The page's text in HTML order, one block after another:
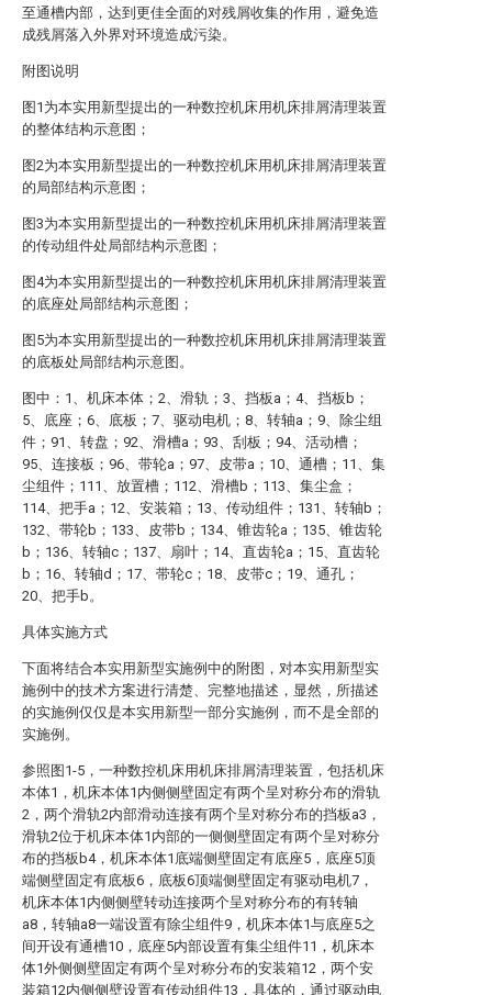
至通槽内部，达到更佳全面的对残屑收集的作用，避免造
成残屑落入外界对环境造成污染。
附图说明
图1为本实用新型提出的一种数控机床用机床排屑清理装置
的整体结构示意图；
图2为本实用新型提出的一种数控机床用机床排屑清理装置
的局部结构示意图；
图3为本实用新型提出的一种数控机床用机床排屑清理装置
的传动组件处局部结构示意图；
图4为本实用新型提出的一种数控机床用机床排屑清理装置
的底座处局部结构示意图；
图5为本实用新型提出的一种数控机床用机床排屑清理装置
的底板处局部结构示意图。
图中：1、机床本体；2、滑轨；3、挡板a；4、挡板b；
5、底座；6、底板；7、驱动电机；8、转轴a；9、除尘组
件；91、转盘；92、滑槽a；93、刮板；94、活动槽；
95、连接板；96、带轮a；97、皮带a；10、通槽；11、集
尘组件；111、放置槽；112、滑槽b；113、集尘盒；
114、把手a；12、安装箱；13、传动组件；131、转轴b；
132、带轮b；133、皮带b；134、锥齿轮a；135、锥齿轮
b；136、转轴c；137、扇叶；14、直齿轮a；15、直齿轮
b；16、转轴d；17、带轮c；18、皮带c；19、通孔；
20、把手b。
具体实施方式
下面将结合本实用新型实施例中的附图，对本实用新型实
施例中的技术方案进行清楚、完整地描述，显然，所描述
的实施例仅仅是本实用新型一部分实施例，而不是全部的
实施例。
参照图1-5，一种数控机床用机床排屑清理装置，包括机床
本体1，机床本体1内侧侧壁固定有两个呈对称分布的滑轨
2，两个滑轨2内部滑动连接有两个呈对称分布的挡板a3，
滑轨2位于机床本体1内部的一侧侧壁固定有两个呈对称分
布的挡板b4，机床本体1底端侧壁固定有底座5，底座5顶
端侧壁固定有底板6，底板6顶端侧壁固定有驱动电机7，
机床本体1内侧侧壁转动连接两个呈对称分布的有转轴
a8，转轴a8一端设置有除尘组件9，机床本体1与底座5之
间开设有通槽10，底座5内部设置有集尘组件11，机床本
体1外侧侧壁固定有两个呈对称分布的安装箱12，两个安
装箱12内侧侧壁设置有传动组件13，具体的，通过驱动电